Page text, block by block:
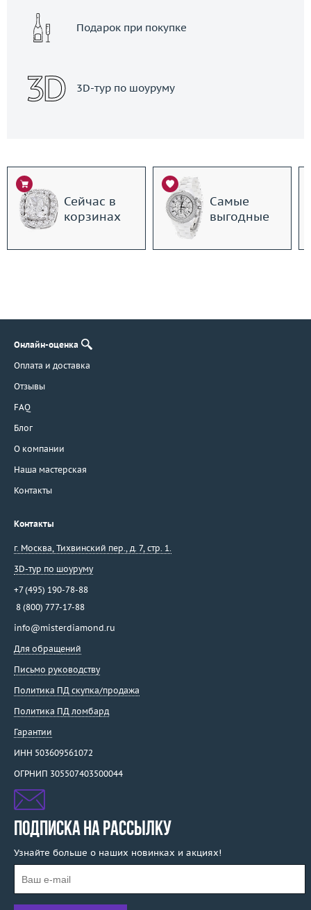
Подарок при покупке
3D-тур по шоуруму
Сейчас в
корзинах
Самые
выгодные
Онлайн-оценка
Оплата и доставка
Отзывы
FAQ
Блог
О компании
Наша мастерская
Контакты
Контакты
г. Москва, Тихвинский пер., д. 7, стр. 1.
3D-тур по шоуруму
+7 (495) 190-78-88
8 (800) 777-17-88
info@misterdiamond.ru
Для обращений
Письмо руководству
Политика ПД скупка/продажа
Политика ПД ломбард
Гарантии
ИНН 503609561072
ОГРНИП 305507403500044
ПОДПИСКА НА РАССЫЛКУ
Узнайте больше о наших новинках и акциях!